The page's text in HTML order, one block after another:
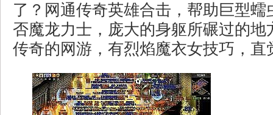
了？网通传奇英雄合击，帮助巨型蠕
否魔龙力士，庞大的身躯所碾过的地
传奇的网游，有烈焰魔衣女技巧，直